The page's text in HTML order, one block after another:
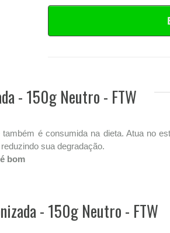
- 150g Neutro - FTW
é consumida na dieta. Atua no
sua degradação.
bom
- 150g Neutro - FTW